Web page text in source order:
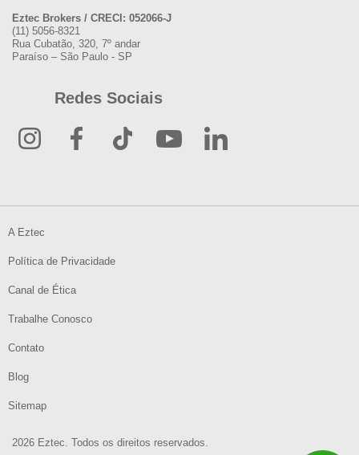
Eztec Brokers / CRECI: 052066-J
(11) 5056-8321
Rua Cubatão, 320, 7º andar
Paraíso – São Paulo - SP
Redes Sociais
2026 Eztec. Todos os direitos reservados.
A Eztec
Política de Privacidade
Canal de Ética
Trabalhe Conosco
Contato
Blog
Sitemap